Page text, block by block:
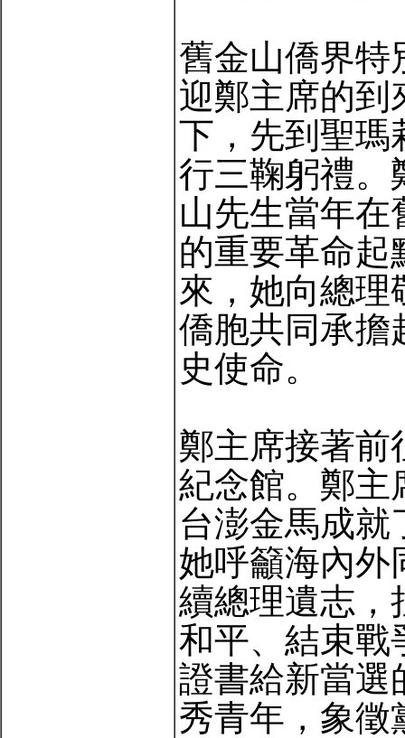
舊金山僑界特
迎鄭主席的到
下，先到聖瑪
行三鞠躬禮。
山先生當年在
的重要革命起
來，她向總理
僑胞共同承擔
史使命。
鄭主席接著前
紀念館。鄭主
台澎金馬成就
她呼籲海內外
續總理遺志，
和平、結束戰
證書給新當選
秀青年，象徵